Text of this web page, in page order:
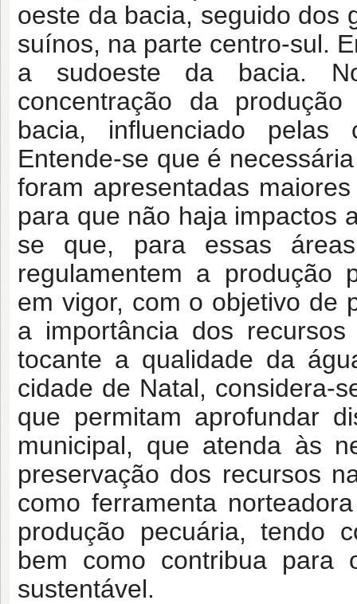
oeste da bacia, seguido dos
suínos, na parte centro-sul.
a sudoeste da bacia.
concentração da
bacia, influenciado
Entende-se que é
foram apresentadas
para que não haja impactos
se que, para essas
regulamentem a produção
em vigor, com o objetivo de
a importância dos
tocante a qualidade da
cidade de Natal, considera-
que permitam aprofundar
municipal, que atenda às
preservação dos recursos
como ferramenta
produção pecuária, tendo
bem como contribua para
sustentável.